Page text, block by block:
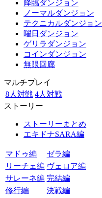
降臨ダンジョン
ノーマルダンジョン
テクニカルダンジョン
曜日ダンジョン
ゲリラダンジョン
コインダンジョン
無限回廊
マルチプレイ
8人対戦 4人対戦
ストーリー
ストーリーまとめ
エキドナSARA編
マドゥ編
ゼラ編
リーチェ編 ヴェロア編
サレーネ編 完結編
修行編
決戦編